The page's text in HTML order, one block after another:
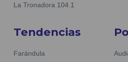
La Tronadora 104.1
Tendencias
Farándula